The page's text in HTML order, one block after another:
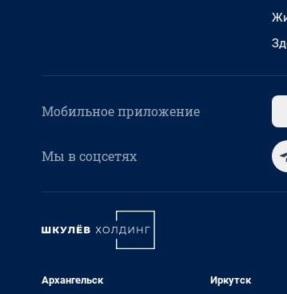
Мобильное приложение
Мы в соцсетях
Архангельск Иркутск